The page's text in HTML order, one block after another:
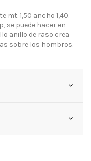
mt. 1,50 ancho 1,40.
se puede hacer en
anillo de raso crea
sobre los hombros.